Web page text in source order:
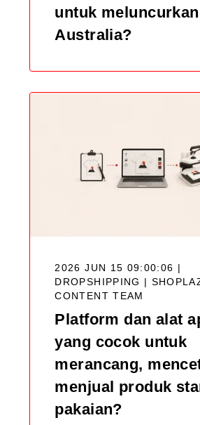
untuk
Australia?
2026 JUN 15 09:00:06 |
DROPSHIPPING |
CONTENT TEAM
Platform dan alat
yang cocok untuk
merancang,
menjual produk
pakaian?